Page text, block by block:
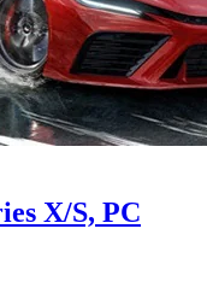
X/S, PC